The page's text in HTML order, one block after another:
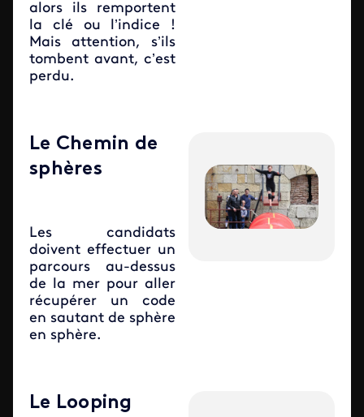
alors ils remportent
la clé ou l’indice !
Mais attention, s’ils
tombent avant, c’est
perdu.
Le Chemin de
sphères
Les candidats
doivent effectuer un
parcours au-dessus
de la mer pour aller
récupérer un code
en sautant de sphère
en sphère.
Le Looping